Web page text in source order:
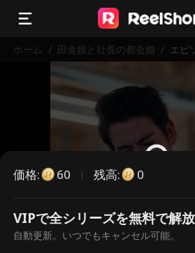
ホーム / 田舎娘と社長の都会婚 / エピ
こちらは有料のエピソ
聴いただくには解放が
価格: 60 残高: 0
VIPで全シリーズを無料で解放
自動更新。いつでもキャンセル可能。